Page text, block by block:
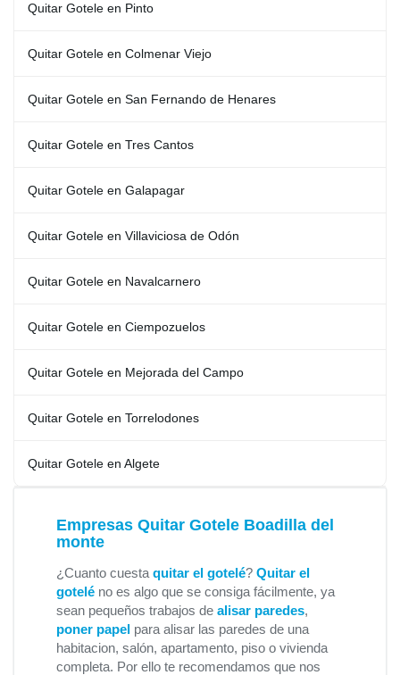
Quitar Gotele en Pinto
Quitar Gotele en Colmenar Viejo
Quitar Gotele en San Fernando de Henares
Quitar Gotele en Tres Cantos
Quitar Gotele en Galapagar
Quitar Gotele en Villaviciosa de Odón
Quitar Gotele en Navalcarnero
Quitar Gotele en Ciempozuelos
Quitar Gotele en Mejorada del Campo
Quitar Gotele en Torrelodones
Quitar Gotele en Algete
Empresas Quitar Gotele Boadilla del
monte
¿Cuanto cuesta quitar el gotelé? Quitar el
gotelé no es algo que se consiga fácilmente, ya
sean pequeños trabajos de alisar paredes,
poner papel para alisar las paredes de una
habitacion, salón, apartamento, piso o vivienda
completa. Por ello te recomendamos que nos